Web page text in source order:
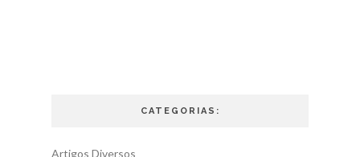
CATEGORIAS:
Artigos Diversos